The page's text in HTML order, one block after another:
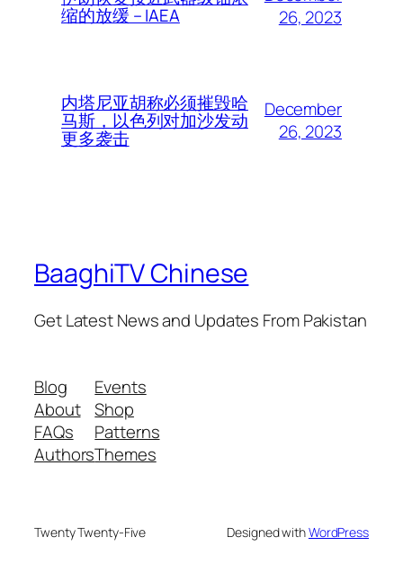
缩的放缓 – IAEA
26, 2023
内塔尼亚胡称必须摧毁哈
马斯，以色列对加沙发动
更多袭击
December
26, 2023
BaaghiTV Chinese
Get Latest News and Updates From Pakistan
Blog
About
FAQs
Authors
Events
Shop
Patterns
Themes
Twenty Twenty-Five Designed withWordPress